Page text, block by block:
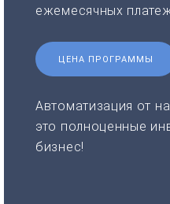
ежемесячных
ЦЕНА ПРОГРАММЫ
Автоматизация от
это полноценные
бизнес!